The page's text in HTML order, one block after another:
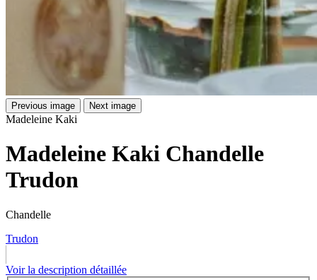
Previous image Next image
Madeleine Kaki
Madeleine Kaki Chandelle
Trudon
Chandelle
Trudon
Voir la description détaillée